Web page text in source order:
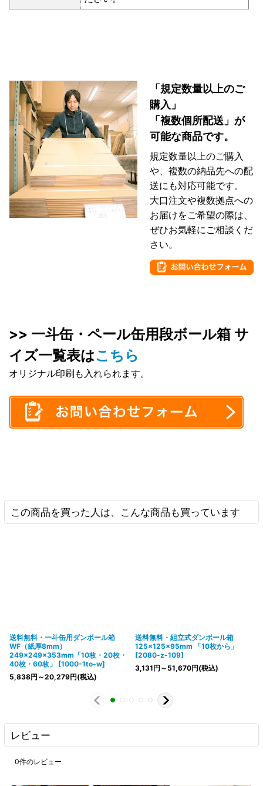
「規定数量以上のご
購入」
「複数個所配送」が
可能な商品です。
規定数量以上のご購入
や、複数の納品先への配
送にも対応可能です。
大口注文や複数拠点への
お届けをご希望の際は、
ぜひお気軽にご相談くだ
さい。
>> 一斗缶・ペール缶用段ボール箱 サ
イズ一覧表はこちら
オリジナル印刷も入れられます。
この商品を買った人は、こんな商品も買っています
送料無料・一斗缶用ダンボール箱
WF（紙厚8mm）
249×249×353mm「10枚・20枚・
40枚・60枚」
[1000-1to-w]
5,838円 ～20,279円(税込)
送料無料・組立式ダンボール箱
125×125×95mm 「10枚から」
[2080-z-109]
3,131円 ～51,670円(税込)
レビュー
0件のレビュー